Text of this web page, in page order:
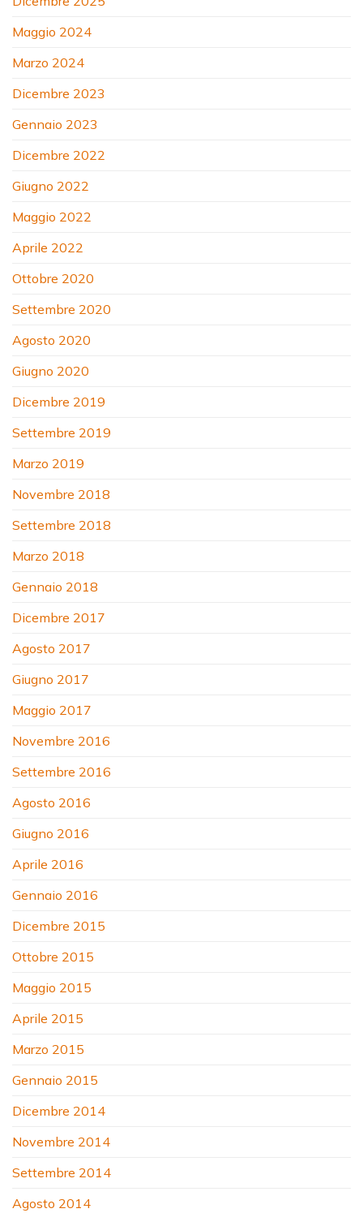
Maggio 2024
Marzo 2024
Dicembre 2023
Gennaio 2023
Dicembre 2022
Giugno 2022
Maggio 2022
Aprile 2022
Ottobre 2020
Settembre 2020
Agosto 2020
Giugno 2020
Dicembre 2019
Settembre 2019
Marzo 2019
Novembre 2018
Settembre 2018
Marzo 2018
Gennaio 2018
Dicembre 2017
Agosto 2017
Giugno 2017
Maggio 2017
Novembre 2016
Settembre 2016
Agosto 2016
Giugno 2016
Aprile 2016
Gennaio 2016
Dicembre 2015
Ottobre 2015
Maggio 2015
Aprile 2015
Marzo 2015
Gennaio 2015
Dicembre 2014
Novembre 2014
Settembre 2014
Agosto 2014